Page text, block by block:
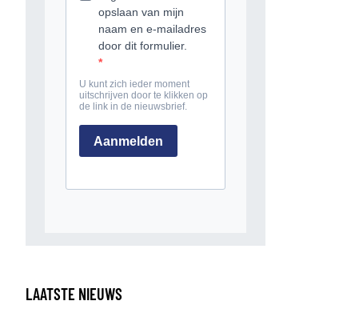
LAATSTE NIEUWS